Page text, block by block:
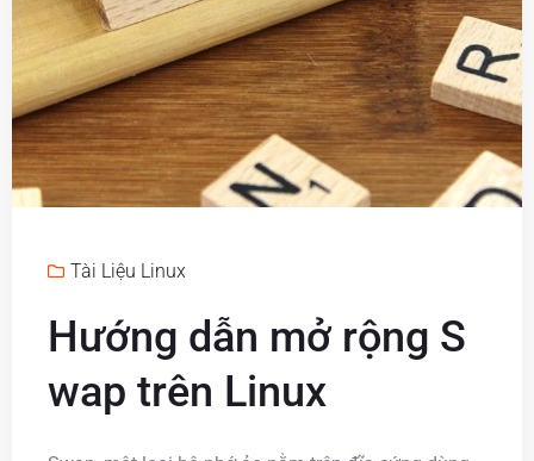
Tài Liệu Linux
Hướng dẫn mở rộng S
wap trên Linux